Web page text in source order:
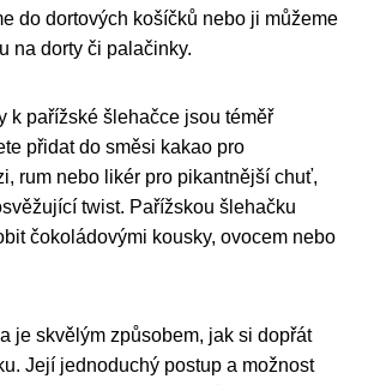
do dortových košíčků nebo ji můžeme
na dorty či palačinky.
k pařížské šlehačce jsou téměř
přidat do směsi kakao pro
rum nebo likér pro pikantnější chuť,
twist. Pařížskou šlehačku
čokoládovými kousky, ovocem nebo
je skvělým způsobem, jak si dopřát
Její jednoduchý postup a možnost